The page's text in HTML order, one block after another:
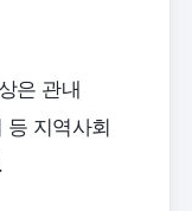
은 관내
등 지역사회